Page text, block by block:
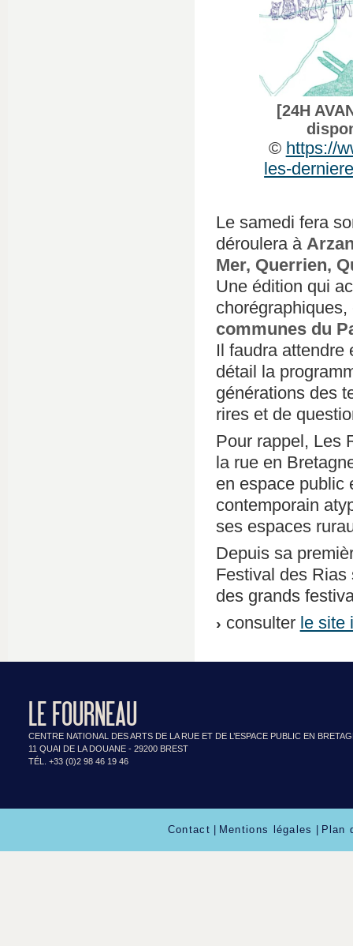
[24H
© https://
les-
Le samedi fera
déroulera à
Mer, Querrien,
Une édition qui
communes du
Il faudra attendre
détail la
générations des
rires et de
Pour rappel, Les
la rue en
en espace public
contemporain
ses espaces
Depuis sa
Festival des Rias
des grands
consulter le site
LE FOURNEAU
CENTRE NATIONAL DES ARTS DE LA RUE ET DE L’ESPACE PUBLIC EN
11 QUAI DE LA DOUANE - 29200 BREST
TÉL. +33 (0)2 98 46 19 46
Contact Mentions légales Plan